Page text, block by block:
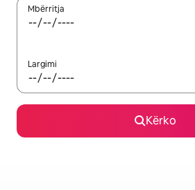
Mbërritja
Largimi
Kërko